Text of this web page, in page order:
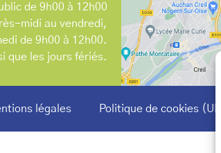
de 9h00 à 12h00
midi au vendredi,
de 9h00 à 12h00.
que les jours fériés.
légales Politique de cookies (UE)